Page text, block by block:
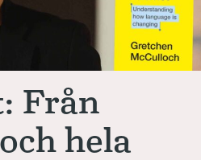
Från
hela